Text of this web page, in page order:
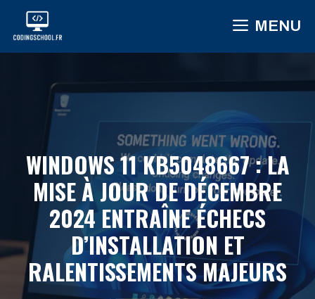
MENU
WINDOWS 11 KB5048667 : LA
MISE À JOUR DE DÉCEMBRE
2024 ENTRAÎNE ÉCHECS
D’INSTALLATION ET
RALENTISSEMENTS MAJEURS